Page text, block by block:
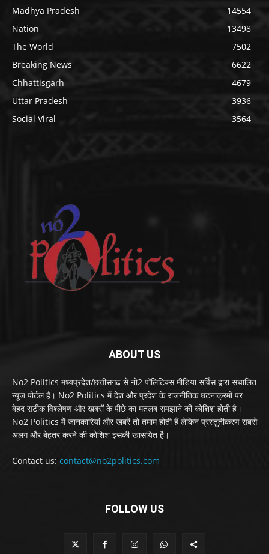
Madhya Pradesh
14554
Nation
13498
The World
7502
Breaking News
6622
Chhattisgarh
4679
Uttar Pradesh
3936
Social Viral
3564
ABOUT US
No2 Politics मध्यप्रदेश/छत्तीसगढ़ से नो2 पॉलिटिक्स मीडिया सर्विस द्वारा संचालित
न्यूज पोर्टल है। No2 Politics में देश और प्रदेश के राजनीतिक घटनाक्रमों पर
बेहद सटीक विश्लेषण और खबरों के पीछे का मतलब समझाने की कोशिश होती है।
No2 Politics में जानकारियां और खबरें तो तमाम होती हैं लेकिन प्रस्तुतीकरण सबसे
अलग और बेहतर करने की कोशिश इसकी खासयित है।
Contact us: contact@no2politics.com
FOLLOW US